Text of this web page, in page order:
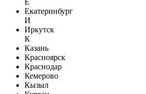
Е
Екатеринбург
И
Иркутск
К
Казань
Красноярск
Краснодар
Кемерово
Кызыл